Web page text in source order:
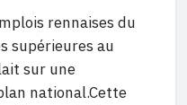
rennaises du
supérieures au
sur une
national.Cette